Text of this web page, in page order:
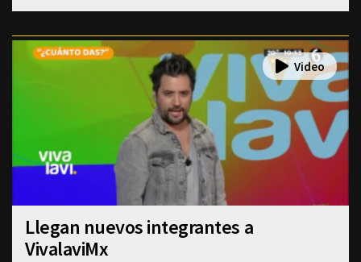
Llegan nuevos integrantes a
VivalaviMx